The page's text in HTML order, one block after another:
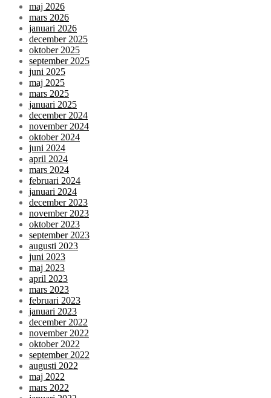
maj 2026
mars 2026
januari 2026
december 2025
oktober 2025
september 2025
juni 2025
maj 2025
mars 2025
januari 2025
december 2024
november 2024
oktober 2024
juni 2024
april 2024
mars 2024
februari 2024
januari 2024
december 2023
november 2023
oktober 2023
september 2023
augusti 2023
juni 2023
maj 2023
april 2023
mars 2023
februari 2023
januari 2023
december 2022
november 2022
oktober 2022
september 2022
augusti 2022
maj 2022
mars 2022